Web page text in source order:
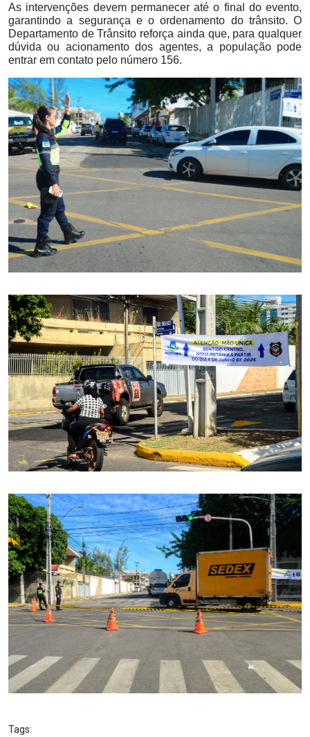
As intervenções devem permanecer até o final do evento,
garantindo a segurança e o ordenamento do trânsito. O
Departamento de Trânsito reforça ainda que, para qualquer
dúvida ou acionamento dos agentes, a população pode
entrar em contato pelo número 156.
Tags: